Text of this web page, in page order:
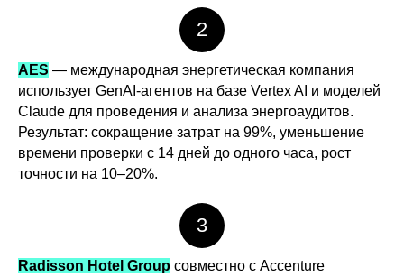
2
AES — международная энергетическая компания
использует GenAI-агентов на базе Vertex AI и моделей
Claude для проведения и анализа энергоаудитов.
Результат: сокращение затрат на 99%, уменьшение
времени проверки с 14 дней до одного часа, рост
точности на 10–20%.
3
Radisson Hotel Group совместно с Accenture